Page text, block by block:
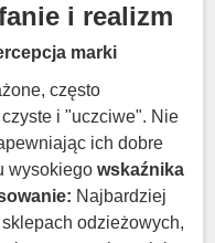
i realizm
marki
często
i "uczciwe". Nie
ich dobre
wysokiego wskaźnika
Najbardziej
odzieżowych,